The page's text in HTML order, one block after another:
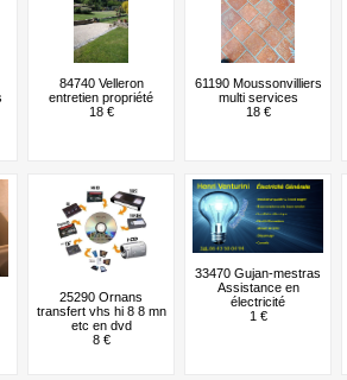
84740 Velleron
entretien propriété
18 €
61190 Moussonvilliers
multi services
18 €
25290 Ornans
transfert vhs hi 8 8 mn
etc en dvd
8 €
33470 Gujan-mestras
Assistance en
électricité
1 €